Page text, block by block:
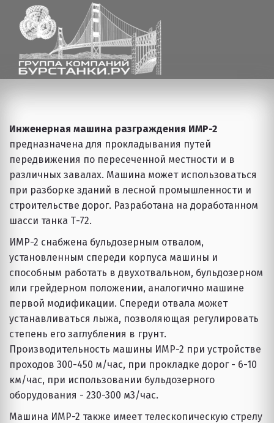
Инженерная машина разграждения ИМР-2
предназначена для прокладывания путей
передвижения по пересеченной местности и в
различных завалах. Машина может использоваться
при разборке зданий в лесной промышленности и
строительстве дорог. Разработана на доработанном
шасси танка Т-72.
ИМР-2 снабжена бульдозерным отвалом,
установленным спереди корпуса машины и
способным работать в двухотвальном, бульдозерном
или грейдерном положении, аналогично машине
первой модификации. Спереди отвала может
устанавливаться лыжа, позволяющая регулировать
степень его заглубления в грунт.
Производительность машины ИМР-2 при устройстве
проходов 300-450 м/час, при прокладке дорог - 6-10
км/час, при использовании бульдозерного
оборудования - 230-300 м3/час.
Машина ИМР-2 также имеет телескопическую стрелу